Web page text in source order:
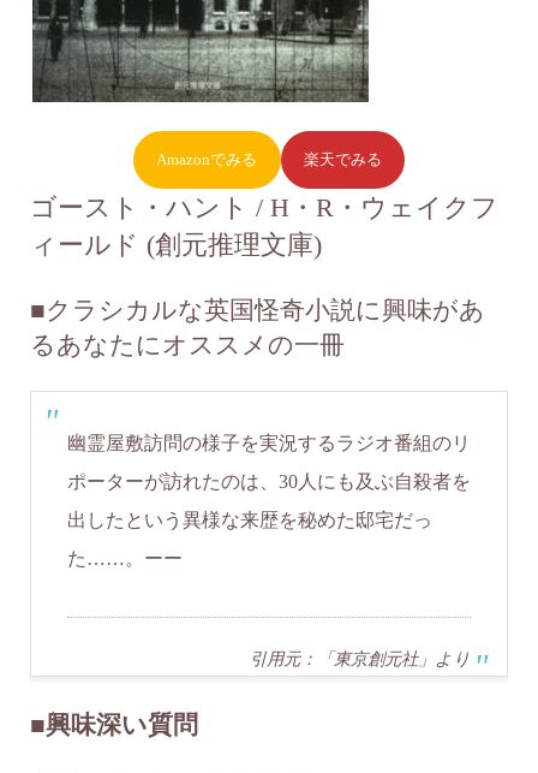
Amazonでみる 楽天でみる
ゴースト・ハント / H・R・ウェイクフ
ィールド (創元推理文庫)
■クラシカルな英国怪奇小説に興味があ
るあなたにオススメの一冊
幽霊屋敷訪問の様子を実況するラジオ番組のリ
ポーターが訪れたのは、30人にも及ぶ自殺者を
出したという異様な来歴を秘めた邸宅だっ
た……。ーー
引用元：「東京創元社」より
■興味深い質問